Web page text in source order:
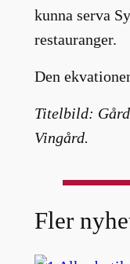
kunna serva
restauranger.
Den
Titelbild:
Vingård.
Fler